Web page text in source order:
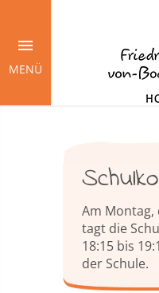
Inhalt
MENÜ
Am Montag,
tagt die
18:15 bis
der Schule.